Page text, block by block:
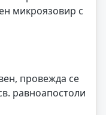
микроязовир с
провежда се
равноапостоли